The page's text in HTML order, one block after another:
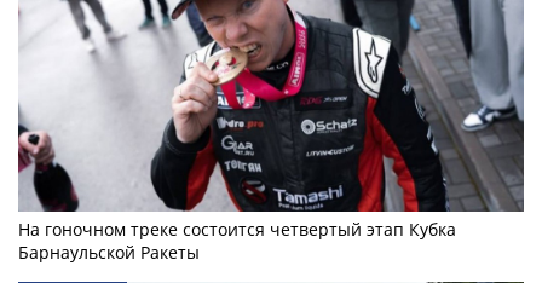
На гоночном треке состоится четвертый этап Кубка
Барнаульской Ракеты